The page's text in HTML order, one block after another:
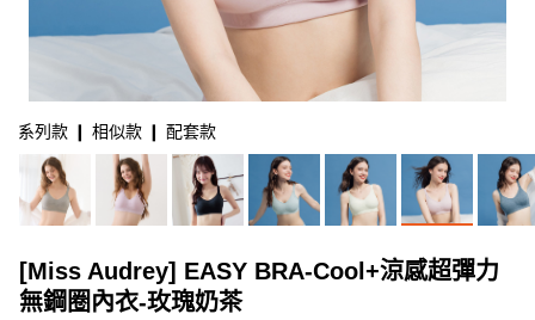
系列款 ❙ 相似款 ❙ 配套款
[Miss Audrey] EASY BRA-Cool+涼感超彈力
無鋼圈內衣-玫瑰奶茶